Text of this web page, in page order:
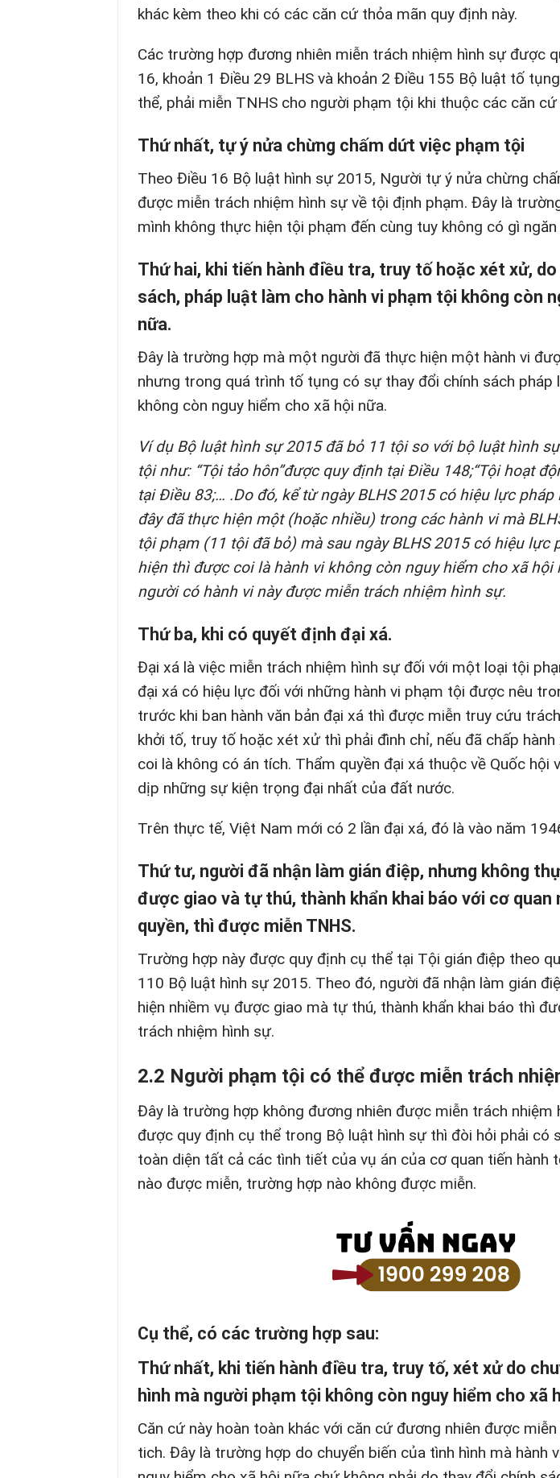
khác kèm theo khi có các căn cứ thỏa mãn quy định này.
Các trường hợp đương nhiên miễn trách nhiệm hình sự được
16, khoản 1 Điều 29 BLHS và khoản 2 Điều 155 Bộ luật tố
thể, phải miễn TNHS cho người phạm tội khi thuộc các căn cứ
Thứ nhất, tự ý nửa chừng chấm dứt việc phạm tội
Theo Điều 16 Bộ luật hình sự 2015, Người tự ý nửa chừng
được miễn trách nhiệm hình sự về tội định phạm. Đây là
mình không thực hiện tội phạm đến cùng tuy không có gì ngăn
Thứ hai, khi tiến hành điều tra, truy tố hoặc xét xử,
sách, pháp luật làm cho hành vi phạm tội không còn
nữa.
Đây là trường hợp mà một người đã thực hiện một hành vi
nhưng trong quá trình tố tụng có sự thay đổi chính sách pháp
không còn nguy hiểm cho xã hội nữa.
Ví dụ Bộ luật hình sự 2015 đã bỏ 11 tội so với bộ luật hình
tội như: “Tội tảo hôn”được quy định tại Điều 148;“Tội hoạt
tại Điều 83;… .Do đó, kể từ ngày BLHS 2015 có hiệu lực
đây đã thực hiện một (hoặc nhiều) trong các hành vi mà
tội phạm (11 tội đã bỏ) mà sau ngày BLHS 2015 có hiệu lực
hiện thì được coi là hành vi không còn nguy hiểm cho xã hội
người có hành vi này được miễn trách nhiệm hình sự.
Thứ ba, khi có quyết định đại xá.
Đại xá là việc miễn trách nhiệm hình sự đối với một loại tội
đại xá có hiệu lực đối với những hành vi phạm tội được nêu
trước khi ban hành văn bản đại xá thì được miễn truy cứu
khởi tố, truy tố hoặc xét xử thì phải đình chỉ, nếu đã chấp
coi là không có án tích. Thẩm quyền đại xá thuộc về Quốc hội
dịp những sự kiện trọng đại nhất của đất nước.
Trên thực tế, Việt Nam mới có 2 lần đại xá, đó là vào năm
Thứ tư, người đã nhận làm gián điệp, nhưng không
được giao và tự thú, thành khẩn khai báo với cơ quan
quyền, thì được miễn TNHS.
Trường hợp này được quy định cụ thể tại Tội gián điệp theo
110 Bộ luật hình sự 2015. Theo đó, người đã nhận làm gián
hiện nhiềm vụ được giao mà tự thú, thành khẩn khai báo thì
trách nhiệm hình sự.
2.2 Người phạm tội có thể được miễn trách
Đây là trường hợp không đương nhiên được miễn trách nhiệm
được quy định cụ thể trong Bộ luật hình sự thì đòi hỏi phải có
toàn diện tất cả các tình tiết của vụ án của cơ quan tiến hành
nào được miễn, trường hợp nào không được miễn.
Cụ thể, có các trường hợp sau:
Thứ nhất, khi tiến hành điều tra, truy tố, xét xử do
hình mà người phạm tội không còn nguy hiểm cho xã
Căn cứ này hoàn toàn khác với căn cứ đương nhiên được
tich. Đây là trường hợp do chuyển biến của tình hình mà hành